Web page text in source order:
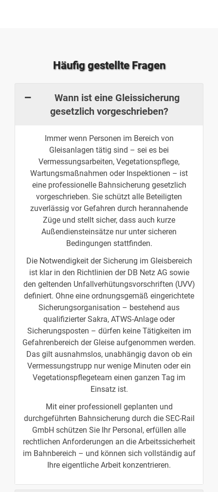
Häufig gestellte Fragen
Wann ist eine Gleissicherung
gesetzlich vorgeschrieben?
Immer wenn Personen im Bereich von
Gleisanlagen tätig sind – sei es bei
Vermessungsarbeiten, Vegetationspflege,
Wartungsmaßnahmen oder Inspektionen – ist
eine professionelle Bahnsicherung gesetzlich
vorgeschrieben. Sie schützt alle Beteiligten
zuverlässig vor Gefahren durch herannahende
Züge und stellt sicher, dass auch kurze
Außendiensteinsätze nur unter sicheren
Bedingungen stattfinden.
Die Notwendigkeit der Sicherung im Gleisbereich
ist klar in den Richtlinien der DB Netz AG sowie
den geltenden Unfallverhütungsvorschriften (UVV)
definiert. Ohne eine ordnungsgemäß eingerichtete
Sicherungsorganisation – bestehend aus
qualifizierter Sakra, ATWS-Anlage oder
Sicherungsposten – dürfen keine Tätigkeiten im
Gefahrenbereich der Gleise aufgenommen werden.
Das gilt ausnahmslos, unabhängig davon ob ein
Vermessungstrupp nur wenige Minuten oder ein
Vegetationspflegeteam einen ganzen Tag im
Einsatz ist.
Mit einer professionell geplanten und
durchgeführten Bahnsicherung durch die SEC-Rail
GmbH schützen Sie Ihr Personal, erfüllen alle
rechtlichen Anforderungen an die Arbeitssicherheit
im Bahnbereich – und können sich vollständig auf
Ihre eigentliche Arbeit konzentrieren.